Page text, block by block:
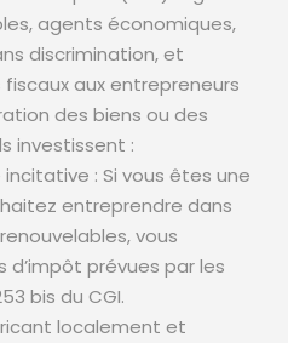
agents économiques,
discrimination, et
aux entrepreneurs
des biens ou des
investissent :
: Si vous êtes une
entreprendre dans
vous
prévues par les
bis du CGI.
localement et